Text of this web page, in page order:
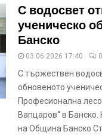
С водосвет
ученическо
Банско
03.06.2026 17:40 0
С тържествен
обновеното
Професионална
Вапцаров“ в
на Община Банско